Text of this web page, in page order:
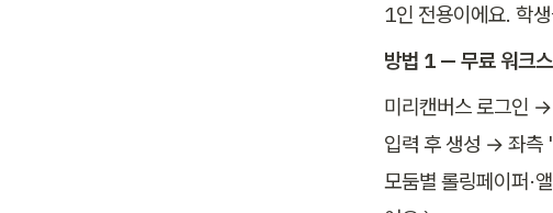
1인 전용이에요. 학
방법 1 — 무료 워크
미리캔버스 로그인
입력 후 생성 → 좌측
모둠별 롤링페이퍼·